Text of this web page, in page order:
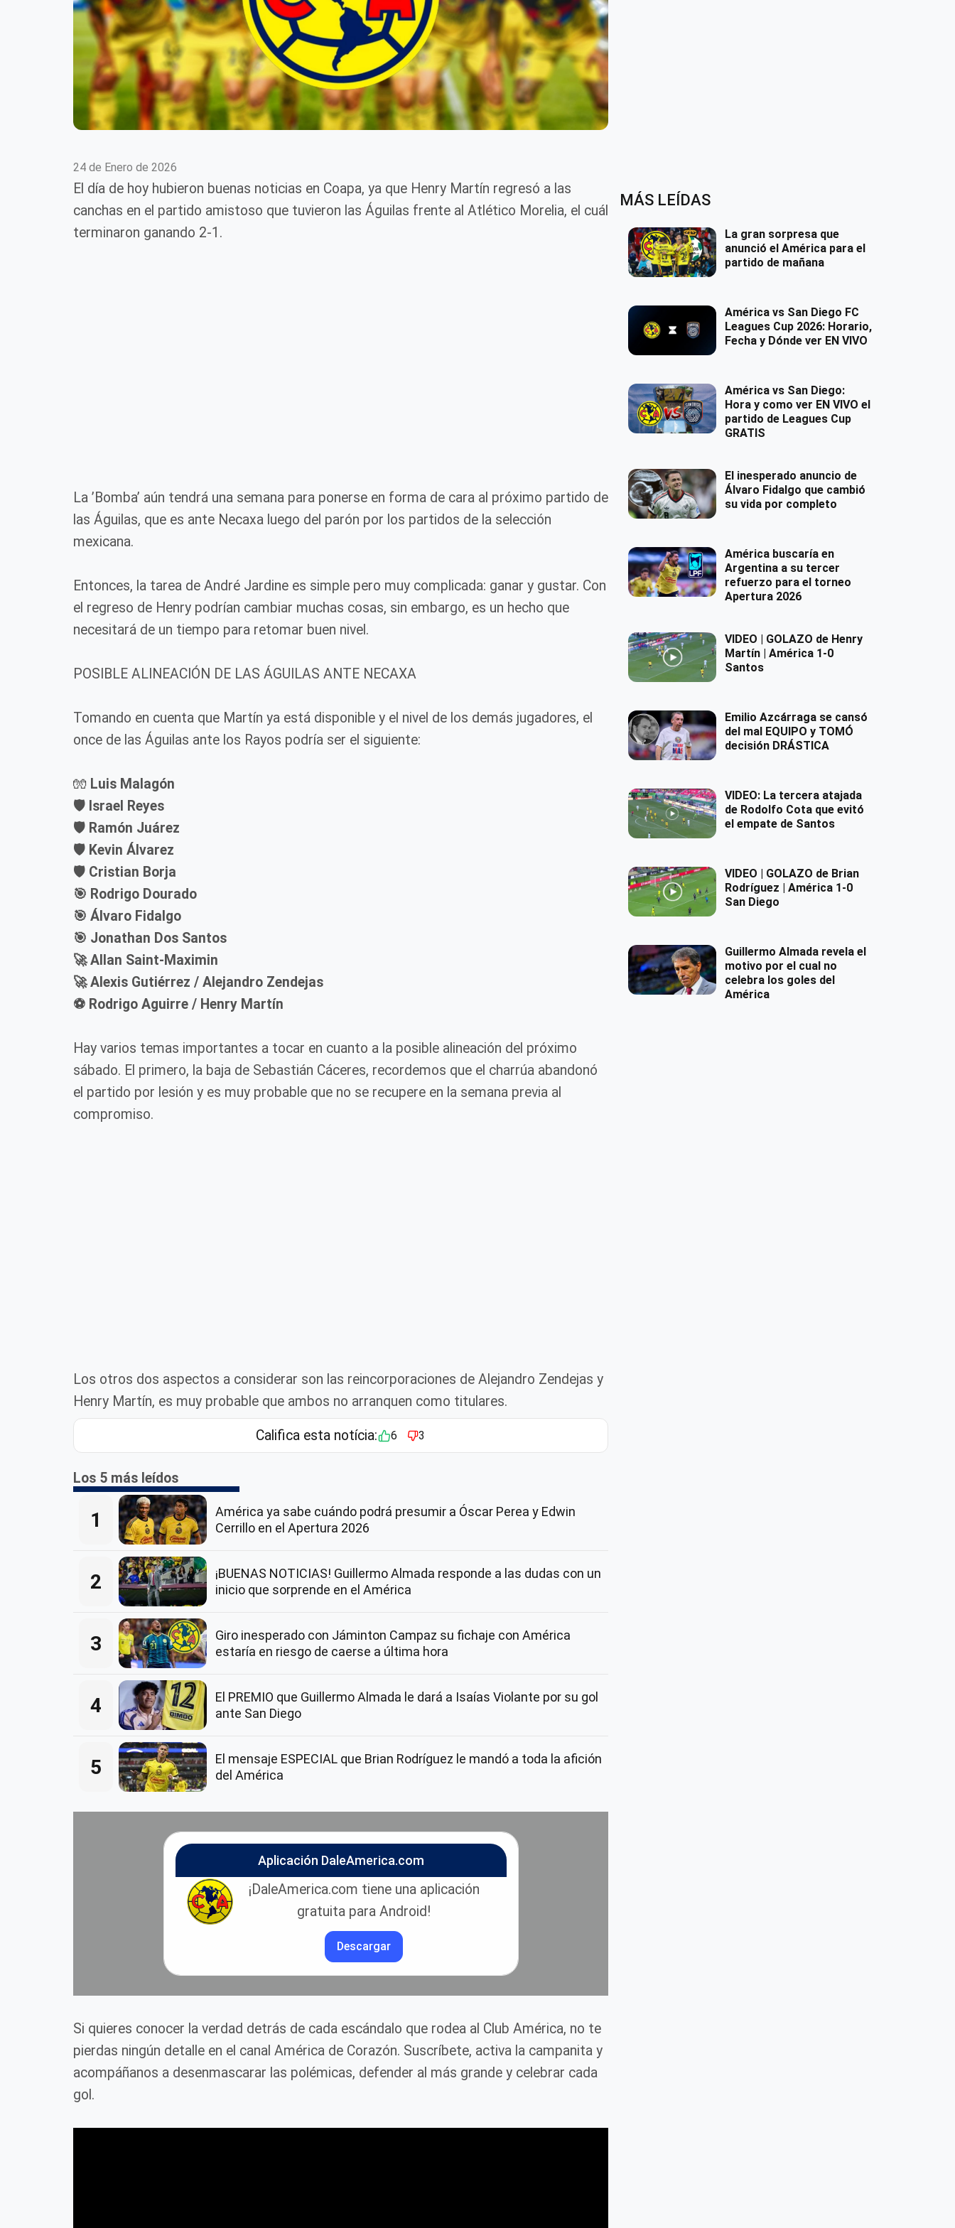
24 de Enero de 2026
El día de hoy hubieron buenas noticias en Coapa, ya que Henry Martín regresó a las
canchas en el partido amistoso que tuvieron las Águilas frente al Atlético Morelia, el cuál
terminaron ganando 2-1.
La ’Bomba’ aún tendrá una semana para ponerse en forma de cara al próximo partido de
las Águilas, que es ante Necaxa luego del parón por los partidos de la selección
mexicana.
Entonces, la tarea de André Jardine es simple pero muy complicada: ganar y gustar. Con
el regreso de Henry podrían cambiar muchas cosas, sin embargo, es un hecho que
necesitará de un tiempo para retomar buen nivel.
POSIBLE ALINEACIÓN DE LAS ÁGUILAS ANTE NECAXA
Tomando en cuenta que Martín ya está disponible y el nivel de los demás jugadores, el
once de las Águilas ante los Rayos podría ser el siguiente:
🧤 Luis Malagón
🛡️ Israel Reyes
🛡️ Ramón Juárez
🛡️ Kevin Álvarez
🛡️ Cristian Borja
🎯 Rodrigo Dourado
🎯 Álvaro Fidalgo
🎯 Jonathan Dos Santos
🚀 Allan Saint-Maximin
🚀 Alexis Gutiérrez / Alejandro Zendejas
⚽ Rodrigo Aguirre / Henry Martín
Hay varios temas importantes a tocar en cuanto a la posible alineación del próximo
sábado. El primero, la baja de Sebastián Cáceres, recordemos que el charrúa abandonó
el partido por lesión y es muy probable que no se recupere en la semana previa al
compromiso.
Los otros dos aspectos a considerar son las reincorporaciones de Alejandro Zendejas y
Henry Martín, es muy probable que ambos no arranquen como titulares.
Califica esta notícia: 6 3
Los 5 más leídos
1
América ya sabe cuándo podrá presumir a Óscar Perea y Edwin
Cerrillo en el Apertura 2026
2
¡BUENAS NOTICIAS! Guillermo Almada responde a las dudas con un
inicio que sorprende en el América
3
Giro inesperado con Jáminton Campaz su fichaje con América
estaría en riesgo de caerse a última hora
4
El PREMIO que Guillermo Almada le dará a Isaías Violante por su gol
ante San Diego
5
El mensaje ESPECIAL que Brian Rodríguez le mandó a toda la afición
del América
Aplicación DaleAmerica.com
¡DaleAmerica.com tiene una aplicación
gratuita para Android!
Descargar
Si quieres conocer la verdad detrás de cada escándalo que rodea al Club América, no te
pierdas ningún detalle en el canal América de Corazón. Suscríbete, activa la campanita y
acompáñanos a desenmascarar las polémicas, defender al más grande y celebrar cada
gol.
MÁS LEÍDAS
La gran sorpresa que
anunció el América para el
partido de mañana
América vs San Diego FC
Leagues Cup 2026: Horario,
Fecha y Dónde ver EN VIVO
América vs San Diego:
Hora y como ver EN VIVO el
partido de Leagues Cup
GRATIS
El inesperado anuncio de
Álvaro Fidalgo que cambió
su vida por completo
América buscaría en
Argentina a su tercer
refuerzo para el torneo
Apertura 2026
VIDEO | GOLAZO de Henry
Martín | América 1-0
Santos
Emilio Azcárraga se cansó
del mal EQUIPO y TOMÓ
decisión DRÁSTICA
VIDEO: La tercera atajada
de Rodolfo Cota que evitó
el empate de Santos
VIDEO | GOLAZO de Brian
Rodríguez | América 1-0
San Diego
Guillermo Almada revela el
motivo por el cual no
celebra los goles del
América